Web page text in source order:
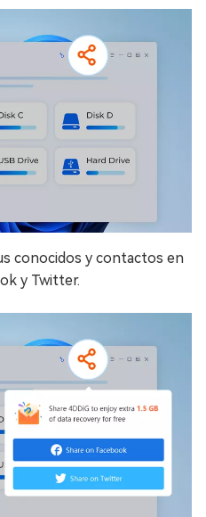
conocidos y contactos en
y Twitter.